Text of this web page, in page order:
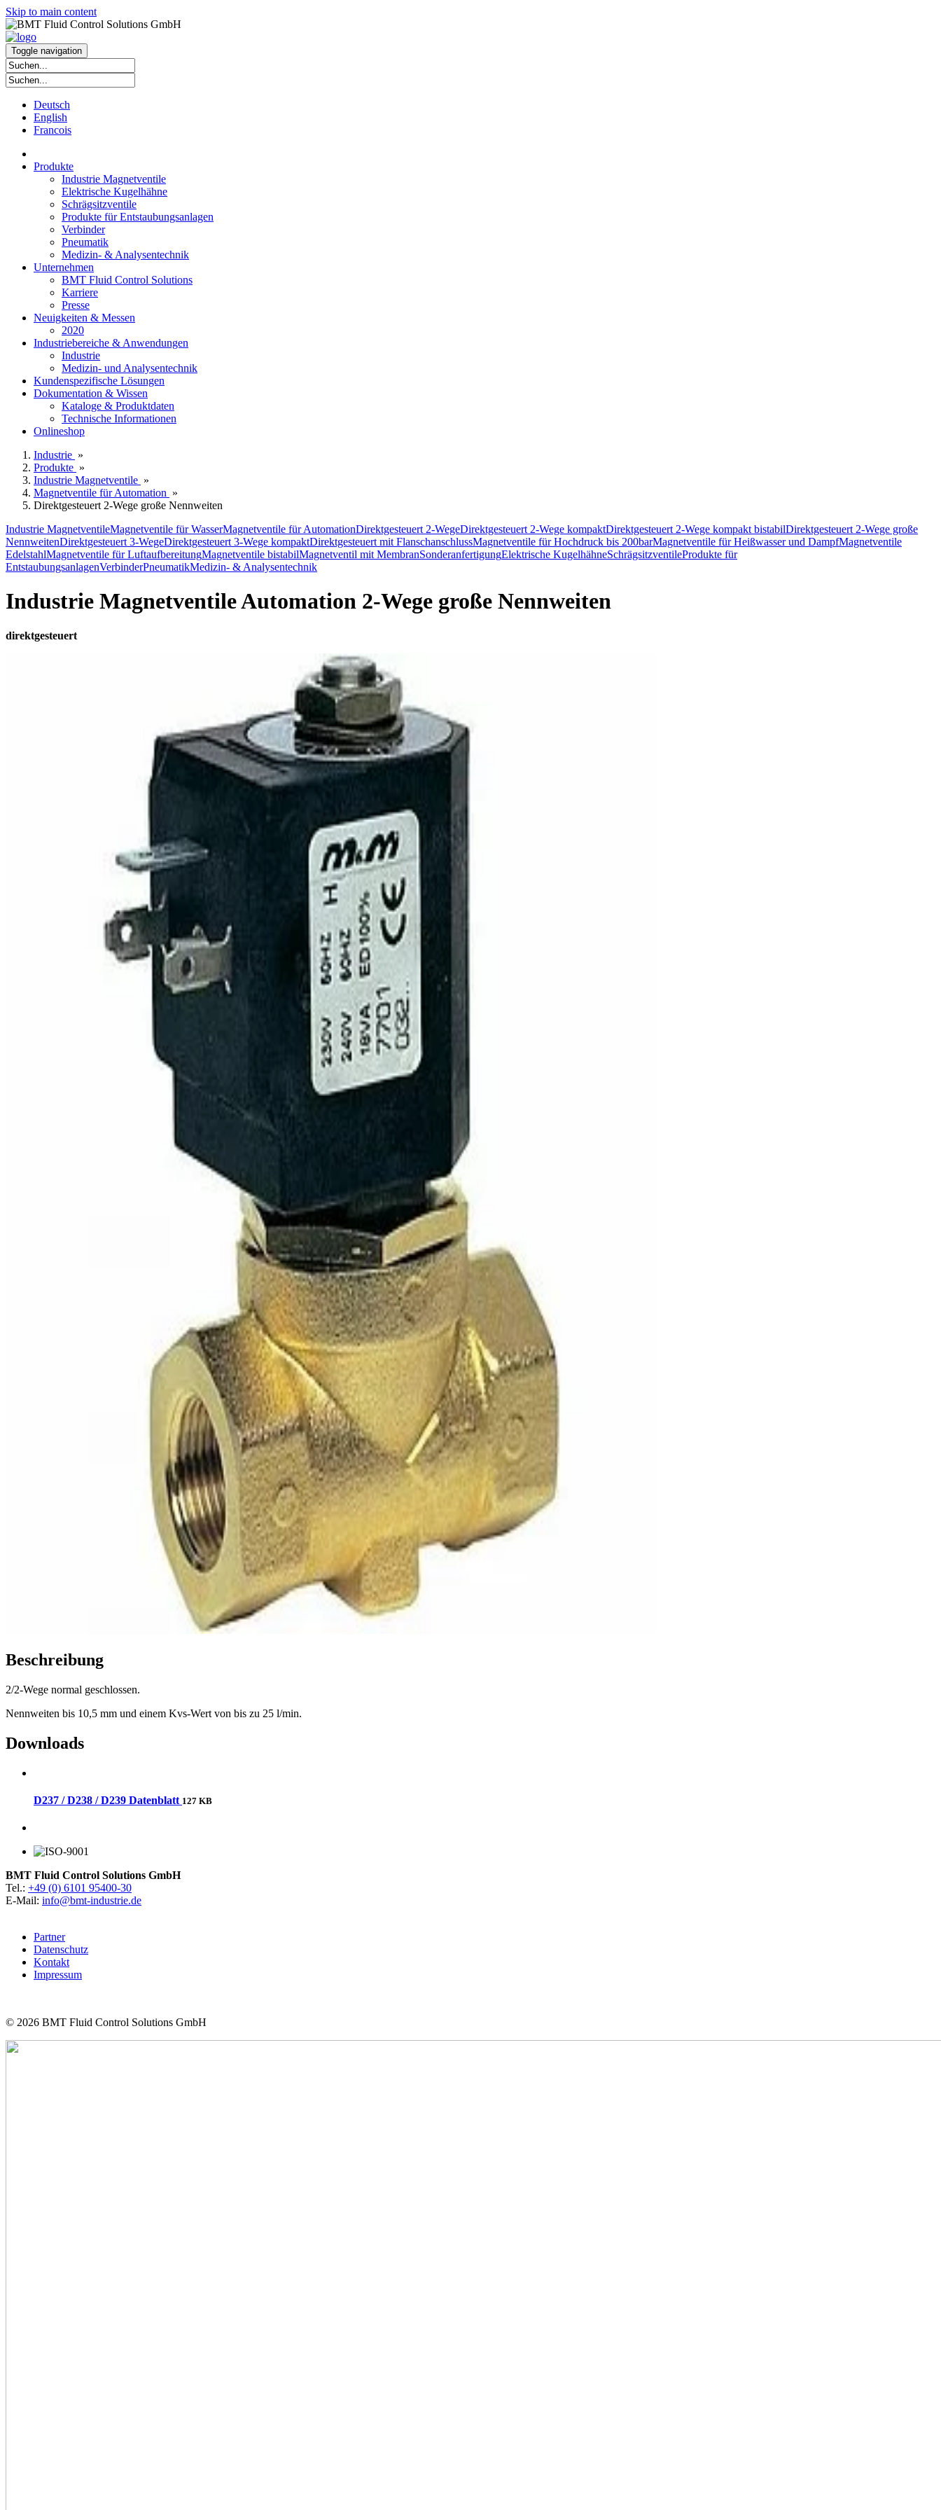
Skip to main content
Toggle navigation
Deutsch
English
Francois
Produkte
Industrie Magnetventile
Elektrische Kugelhähne
Schrägsitzventile
Produkte für Entstaubungsanlagen
Verbinder
Pneumatik
Medizin- & Analysentechnik
Unternehmen
BMT Fluid Control Solutions
Karriere
Presse
Neuigkeiten & Messen
2020
Industriebereiche & Anwendungen
Industrie
Medizin- und Analysentechnik
Kundenspezifische Lösungen
Dokumentation & Wissen
Kataloge & Produktdaten
Technische Informationen
Onlineshop
Industrie »
Produkte »
Industrie Magnetventile »
Magnetventile für Automation »
Direktgesteuert 2-Wege große Nennweiten
Industrie MagnetventileMagnetventile für WasserMagnetventile für AutomationDirektgesteuert 2-WegeDirektgesteuert 2-Wege kompaktDirektgesteuert 2-Wege kompakt bistabilDirektgesteuert 2-Wege große
NennweitenDirektgesteuert 3-WegeDirektgesteuert 3-Wege kompaktDirektgesteuert mit FlanschanschlussMagnetventile für Hochdruck bis 200barMagnetventile für Heißwasser und DampfMagnetventile
EdelstahlMagnetventile für LuftaufbereitungMagnetventile bistabilMagnetventil mit MembranSonderanfertigungElektrische KugelhähneSchrägsitzventileProdukte für
EntstaubungsanlagenVerbinderPneumatikMedizin- & Analysentechnik
Industrie Magnetventile Automation 2-Wege große Nennweiten
direktgesteuert
Beschreibung
2/2-Wege normal geschlossen.
Nennweiten bis 10,5 mm und einem Kvs-Wert von bis zu 25 l/min.
Downloads
D237 / D238 / D239 Datenblatt 127 KB
BMT Fluid Control Solutions GmbH
Tel.: +49 (0) 6101 95400-30
E-Mail: info@bmt-industrie.de
Partner
Datenschutz
Kontakt
Impressum
© 2026 BMT Fluid Control Solutions GmbH